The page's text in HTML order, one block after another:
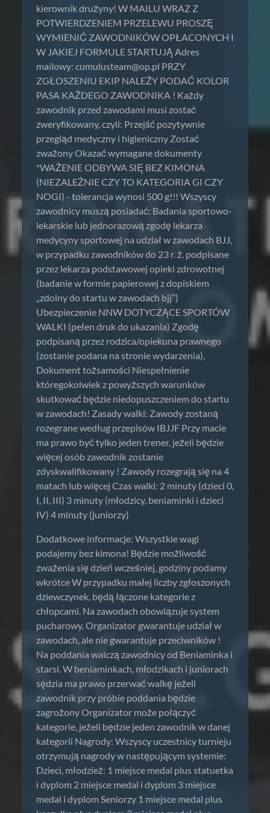
kierownik drużyny! W MAILU WRAZ Z
POTWIERDZENIEM PRZELEWU PROSZĘ
WYMIENIĆ ZAWODNIKÓW OPŁACONYCH I
W JAKIEJ FORMULE STARTUJĄ Adres
mailowy: cumulusteam@op.pl PRZY
ZGŁOSZENIU EKIP NALEŻY PODAĆ KOLOR
PASA KAŻDEGO ZAWODNIKA ! Każdy
zawodnik przed zawodami musi zostać
zweryfikowany, czyli: Przejść pozytywnie
przegląd medyczny i higieniczny Zostać
zważony Okazać wymagane dokumenty
*WAŻENIE ODBYWA SIĘ BEZ KIMONA
(NIEZALEŻNIE CZY TO KATEGORIA GI CZY
NOGI) - tolerancja wynosi 500 g!!! Wszyscy
zawodnicy muszą posiadać: Badania sportowo-
lekarskie lub jednorazową zgodę lekarza
medycyny sportowej na udział w zawodach BJJ,
w przypadku zawodników do 23 r. ż. podpisane
przez lekarza podstawowej opieki zdrowotnej
(badanie w formie papierowej z dopiskiem
„zdolny do startu w zawodach bjj”)
Ubezpieczenie NNW DOTYCZĄCE SPORTÓW
WALKI (pełen druk do ukazania) Zgodę
podpisaną przez rodzica/opiekuna prawnego
(zostanie podana na stronie wydarzenia),
Dokument tożsamości Niespełnienie
któregokolwiek z powyższych warunków
skutkować będzie niedopuszczeniem do startu
w zawodach! Zasady walki: Zawody zostaną
rozegrane według przepisów IBJJF Przy macie
ma prawo być tylko jeden trener, jeżeli będzie
więcej osób zawodnik zostanie
zdyskwalifikowany ! Zawody rozegrają się na 4
matach lub więcej Czas walki: 2 minuty (dzieci 0,
I, II, III) 3 minuty (młodzicy, beniaminki i dzieci
IV) 4 minuty (juniorzy)
Dodatkowe informacje: Wszystkie wagi
podajemy bez kimona! Będzie możliwość
zważenia się dzień wcześniej, godziny podamy
wkrótce W przypadku małej liczby zgłoszonych
dziewczynek, będą łączone kategorie z
chłopcami. Na zawodach obowiązuje system
pucharowy, Organizator gwarantuje udział w
zawodach, ale nie gwarantuje przeciwników !
Na poddania walczą zawodnicy od Beniaminka i
starsi. W beniaminkach, młodzikach i juniorach
sędzia ma prawo przerwać walkę jeżeli
zawodnik przy próbie poddania będzie
zagrożony Organizator może połączyć
kategorie, jeżeli będzie jeden zawodnik w danej
kategorii Nagrody: Wszyscy uczestnicy turnieju
otrzymują nagrody w następującym systemie:
Dzieci, młodzież: 1 miejsce medal plus statuetka
i dyplom 2 miejsce medal i dyplom 3 miejsce
medal i dyplom Seniorzy 1 miejsce medal plus